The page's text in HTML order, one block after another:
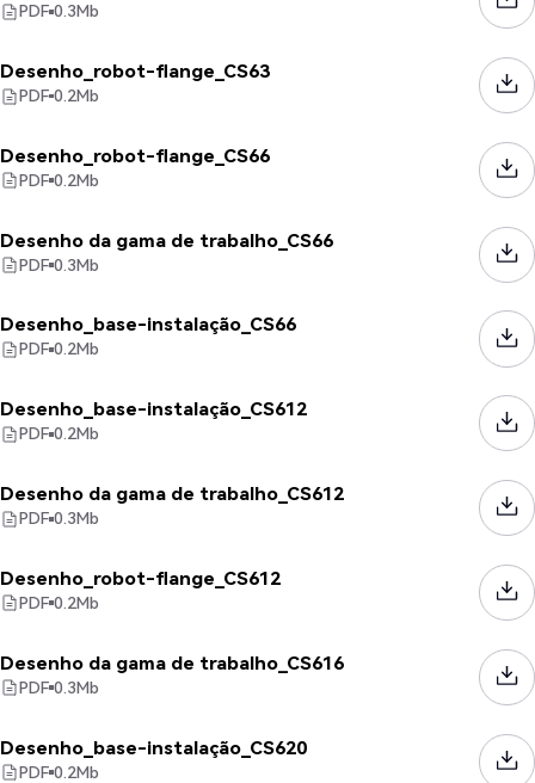
PDF 0.3Mb
Desenho_robot-flange_CS63
PDF 0.2Mb
Desenho_robot-flange_CS66
PDF 0.2Mb
Desenho da gama de trabalho_CS66
PDF 0.3Mb
Desenho_base-instalação_CS66
PDF 0.2Mb
Desenho_base-instalação_CS612
PDF 0.2Mb
Desenho da gama de trabalho_CS612
PDF 0.3Mb
Desenho_robot-flange_CS612
PDF 0.2Mb
Desenho da gama de trabalho_CS616
PDF 0.3Mb
Desenho_base-instalação_CS620
PDF 0.2Mb